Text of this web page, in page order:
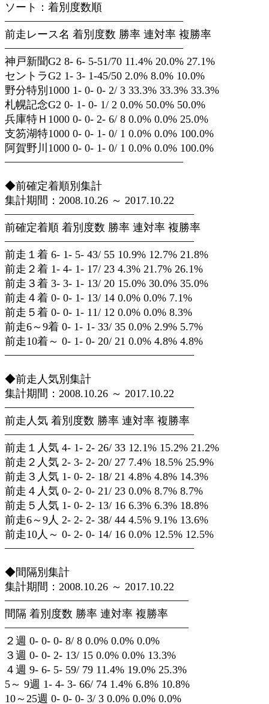
ソート：着別度数順
————————————————–
前走レース名 着別度数 勝率 連対率 複勝率
————————————————–
神戸新聞G2 8- 6- 5-51/70 11.4% 20.0% 27.1%
セントラG2 1- 3- 1-45/50 2.0% 8.0% 10.0%
野分特別1000 1- 0- 0- 2/ 3 33.3% 33.3% 33.3%
札幌記念G2 0- 1- 0- 1/ 2 0.0% 50.0% 50.0%
兵庫特Ｈ1000 0- 0- 2- 6/ 8 0.0% 0.0% 25.0%
支笏湖特1000 0- 0- 1- 0/ 1 0.0% 0.0% 100.0%
阿賀野川1000 0- 0- 1- 0/ 1 0.0% 0.0% 100.0%
————————————————–
◆前確定着順別集計
集計期間：2008.10.26 ～ 2017.10.22
—————————————————–
前確定着順 着別度数 勝率 連対率 複勝率
—————————————————–
前走１着 6- 1- 5- 43/ 55 10.9% 12.7% 21.8%
前走２着 1- 4- 1- 17/ 23 4.3% 21.7% 26.1%
前走３着 3- 3- 1- 13/ 20 15.0% 30.0% 35.0%
前走４着 0- 0- 1- 13/ 14 0.0% 0.0% 7.1%
前走５着 0- 0- 1- 11/ 12 0.0% 0.0% 8.3%
前走6～9着 0- 1- 1- 33/ 35 0.0% 2.9% 5.7%
前走10着～ 0- 1- 0- 20/ 21 0.0% 4.8% 4.8%
—————————————————–
◆前走人気別集計
集計期間：2008.10.26 ～ 2017.10.22
—————————————————–
前走人気 着別度数 勝率 連対率 複勝率
—————————————————–
前走１人気 4- 1- 2- 26/ 33 12.1% 15.2% 21.2%
前走２人気 2- 3- 2- 20/ 27 7.4% 18.5% 25.9%
前走３人気 1- 0- 2- 18/ 21 4.8% 4.8% 14.3%
前走４人気 0- 2- 0- 21/ 23 0.0% 8.7% 8.7%
前走５人気 1- 0- 2- 13/ 16 6.3% 6.3% 18.8%
前走6～9人 2- 2- 2- 38/ 44 4.5% 9.1% 13.6%
前走10人～ 0- 2- 0- 14/ 16 0.0% 12.5% 12.5%
—————————————————–
◆間隔別集計
集計期間：2008.10.26 ～ 2017.10.22
—————————————————
間隔 着別度数 勝率 連対率 複勝率
—————————————————
２週 0- 0- 0- 8/ 8 0.0% 0.0% 0.0%
３週 0- 0- 2- 13/ 15 0.0% 0.0% 13.3%
４週 9- 6- 5- 59/ 79 11.4% 19.0% 25.3%
5～ 9週 1- 4- 3- 66/ 74 1.4% 6.8% 10.8%
10～25週 0- 0- 0- 3/ 3 0.0% 0.0% 0.0%